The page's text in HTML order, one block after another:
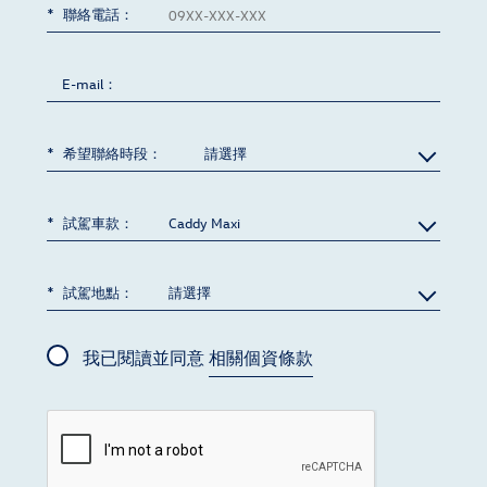
聯絡電話：
E-mail：
希望聯絡時段：
試駕車款：
試駕地點：
我已閱讀並同意 相關個資條款